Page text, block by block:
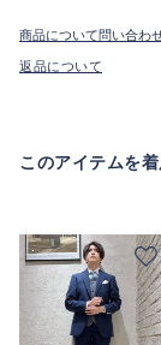
商品について問い合わ
返品について
このアイテムを